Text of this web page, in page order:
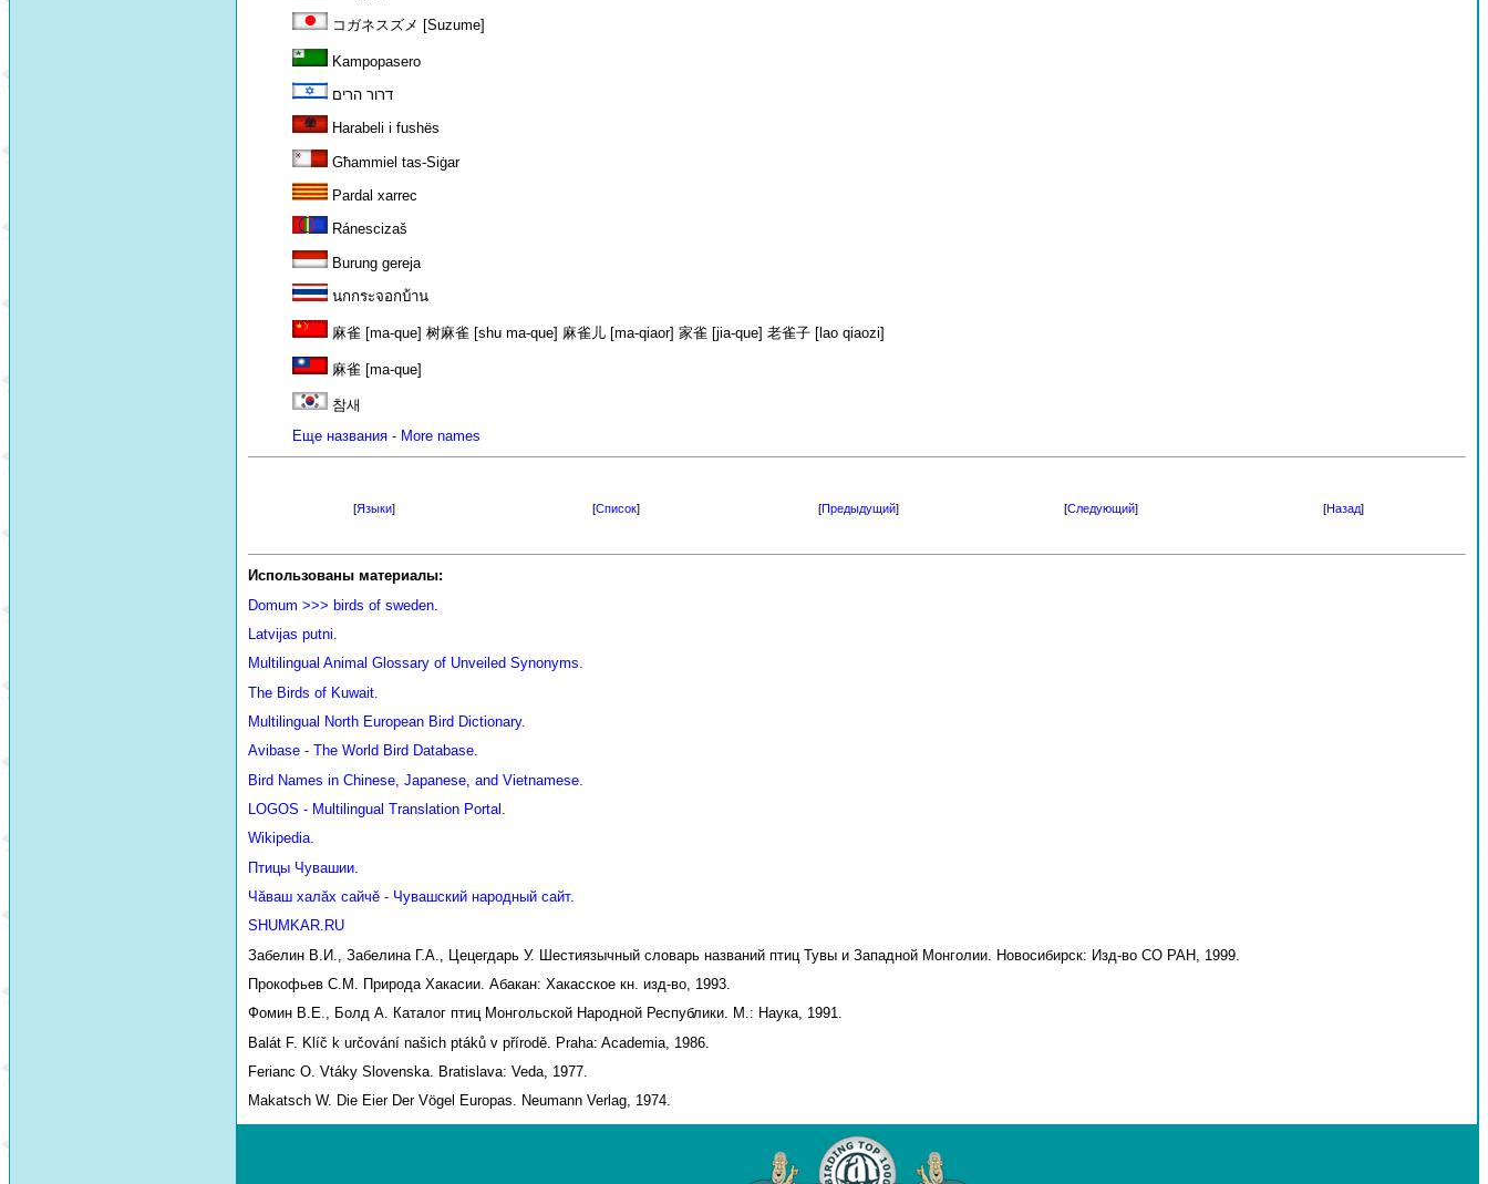
コガネスズメ [Suzume]
Kampopasero
דרור הרים
Harabeli i fushës
Għammiel tas-Siġar
Pardal xarrec
Ránescizaš
Burung gereja
นกกระจอกบ้าน
麻雀 [ma-que] 树麻雀 [shu ma-que] 麻雀儿 [ma-qiaor] 家雀 [jia-que] 老雀子 [lao qiaozi]
麻雀 [ma-que]
참새
Еще названия - More names
[Языки] [Список] [Предыдущий] [Следующий] [Назад]
Использованы материалы:
Domum >>> birds of sweden
Latvijas putni.
Multilingual Animal Glossary of Unveiled Synonyms.
The Birds of Kuwait.
Multilingual North European Bird Dictionary.
Avibase - The World Bird Database.
Bird Names in Chinese, Japanese, and Vietnamese.
LOGOS - Multilingual Translation Portal.
Wikipedia.
Птицы Чувашии.
Чăваш халăх сайчĕ - Чувашский народный сайт.
SHUMKAR.RU
Забелин В.И., Забелина Г.А., Цецегдарь У. Шестиязычный словарь названий птиц Тувы и Западной Монголии. Новосибирск: Изд-во СО РАН, 1999.
Прокофьев С.М. Природа Хакасии. Абакан: Хакасское кн. изд-во, 1993.
Фомин В.Е., Болд А. Каталог птиц Монгольской Народной Республики. М.: Наука, 1991.
Balát F. Klíč k určování našich ptáků v přírodě. Praha: Academia, 1986.
Ferianc O. Vtáky Slovenska. Bratislava: Veda, 1977.
Makatsch W. Die Eier Der Vögel Europas. Neumann Verlag, 1974.